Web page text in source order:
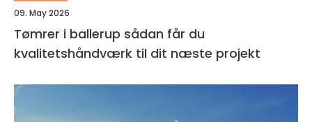
09. May 2026
Tømrer i ballerup sådan får du
kvalitetshåndværk til dit næste projekt